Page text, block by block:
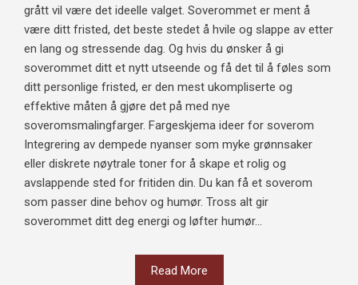
grått vil være det ideelle valget. Soverommet er ment å
være ditt fristed, det beste stedet å hvile og slappe av etter
en lang og stressende dag. Og hvis du ønsker å gi
soverommet ditt et nytt utseende og få det til å føles som
ditt personlige fristed, er den mest ukompliserte og
effektive måten å gjøre det på med nye
soveromsmalingfarger. Fargeskjema ideer for soverom
Integrering av dempede nyanser som myke grønnsaker
eller diskrete nøytrale toner for å skape et rolig og
avslappende sted for fritiden din. Du kan få et soverom
som passer dine behov og humør. Tross alt gir
soverommet ditt deg energi og løfter humør...
Read More